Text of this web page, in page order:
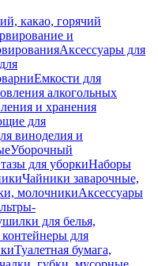
какао, горячий
и
Аксессуары для
Емкости для
алкогольных
и хранения
для
виноделия и
Уборочный
для уборкиНаборы
Чайники заварочные,
молочникиАксессуары
для белья,
для
Туалетная бумага,